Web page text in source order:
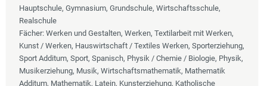
Hauptschule, Gymnasium, Grundschule, Wirtschaftsschule,
Realschule
Fächer: Werken und Gestalten, Werken, Textilarbeit mit Werken,
Kunst / Werken, Hauswirtschaft / Textiles Werken, Sporterziehung,
Sport Additum, Sport, Spanisch, Physik / Chemie / Biologie, Physik,
Musikerziehung, Musik, Wirtschaftsmathematik, Mathematik
Additum, Mathematik, Latein, Kunsterziehung, Katholische